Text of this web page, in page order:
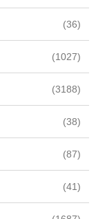
(36)
(1027)
(3188)
(38)
(87)
(41)